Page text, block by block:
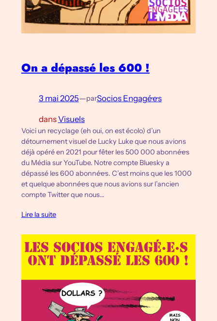
On a dépassé les 600 !
3 mai 2025—parSocios Engagé·e·s
dansVisuels
Voici un recyclage (eh oui, on est écolo) d’un
détournement visuel de Lucky Luke que nous avions
déjà opéré en 2021 pour fêter les 500 000 abonné·e·s
du Média sur YouTube. Notre compte Bluesky a
dépassé les 600 abonné·e·s. C’est moins que les 1000
et quelque abonné·e·s que nous avions sur l’ancien
compte Twitter que nous…
Lire la suite